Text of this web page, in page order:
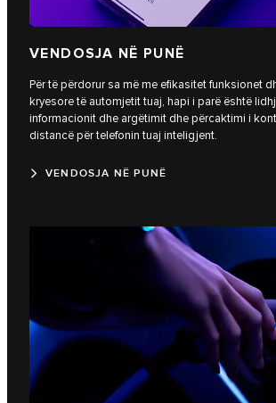
VENDOSJA NË PUNË
Për të përdorur sa më me efikasitet funksionet
kryesore të automjetit tuaj, hapi i parë është
informacionit dhe argëtimit dhe përcaktimi i
distancë për telefonin tuaj inteligjent.
VENDOSJA NË PUNË